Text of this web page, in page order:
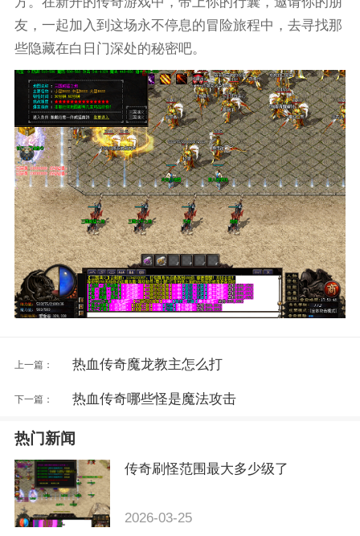
友，一起加入到这场永不停息的冒险旅程中，去寻找那
些隐藏在白日门深处的秘密吧。
上一篇： 热血传奇魔龙教主怎么打
下一篇： 热血传奇哪些怪是魔法攻击
热门新闻
传奇刷怪范围最大多少级了
2026-03-25